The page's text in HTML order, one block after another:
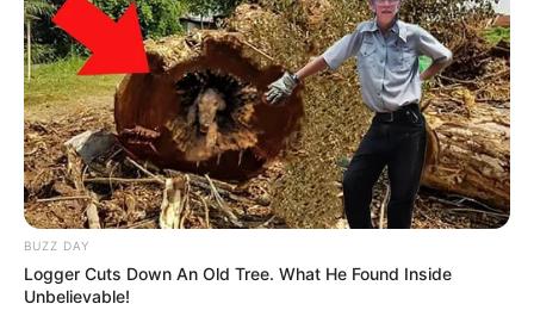
BUZZ DAY
Logger Cuts Down An Old Tree. What He Found Inside
Unbelievable!